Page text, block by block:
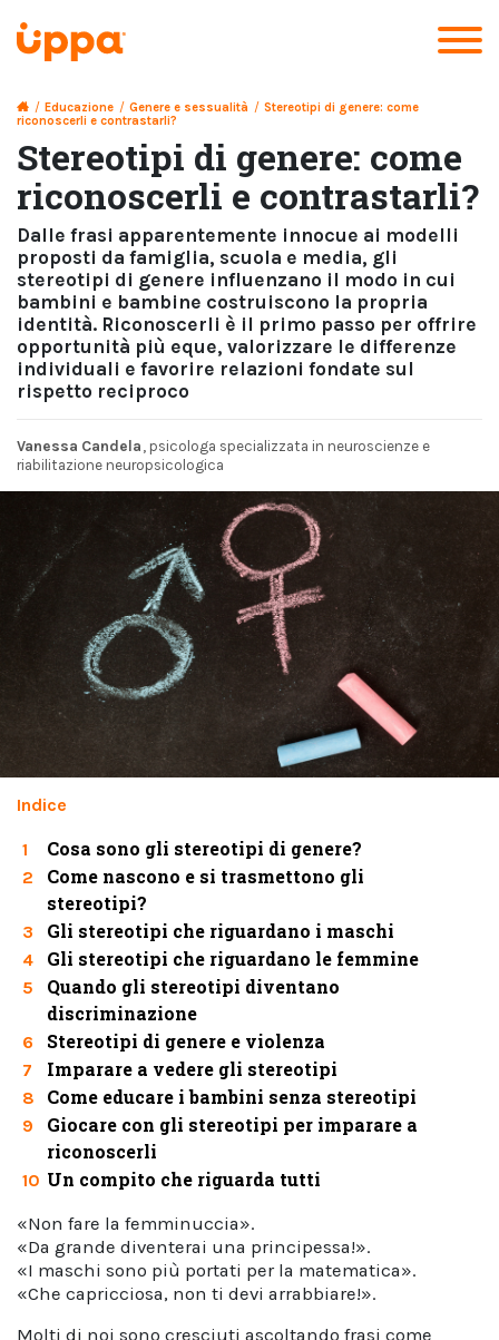
/ Educazione / Genere e sessualità / Stereotipi di genere: come
riconoscerli e contrastarli?
Stereotipi di genere: come
riconoscerli e contrastarli?
Dalle frasi apparentemente innocue ai modelli
proposti da famiglia, scuola e media, gli
stereotipi di genere influenzano il modo in cui
bambini e bambine costruiscono la propria
identità. Riconoscerli è il primo passo per offrire
opportunità più eque, valorizzare le differenze
individuali e favorire relazioni fondate sul
rispetto reciproco
Vanessa Candela , psicologa specializzata in neuroscienze e
riabilitazione neuropsicologica
Indice
1 Cosa sono gli stereotipi di genere?
2
Come nascono e si trasmettono gli
stereotipi?
3 Gli stereotipi che riguardano i maschi
4 Gli stereotipi che riguardano le femmine
5
Quando gli stereotipi diventano
discriminazione
6 Stereotipi di genere e violenza
7 Imparare a vedere gli stereotipi
8 Come educare i bambini senza stereotipi
9
Giocare con gli stereotipi per imparare a
riconoscerli
10 Un compito che riguarda tutti
«Non fare la femminuccia».
«Da grande diventerai una principessa!».
«I maschi sono più portati per la matematica».
«Che capricciosa, non ti devi arrabbiare!».
Molti di noi sono cresciuti ascoltando frasi come